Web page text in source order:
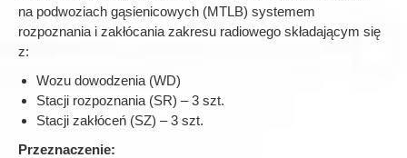
na podwoziach gąsienicowych (MTLB) systemem
rozpoznania i zakłócania zakresu radiowego składającym się
z:
Wozu dowodzenia (WD)
Stacji rozpoznania (SR) – 3 szt.
Stacji zakłóceń (SZ) – 3 szt.
Przeznaczenie: